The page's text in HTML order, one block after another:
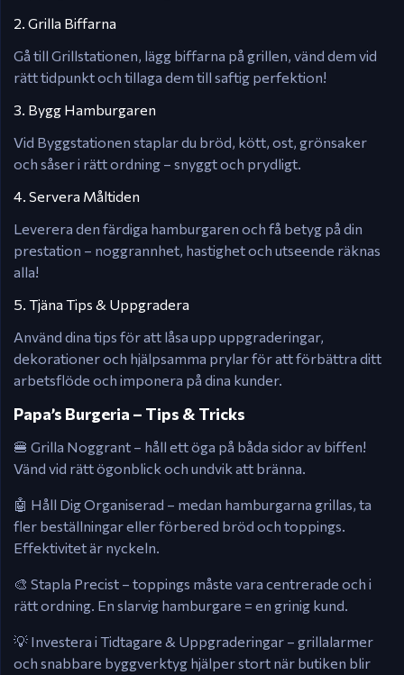
2. Grilla Biffarna
Gå till Grillstationen, lägg biffarna på grillen, vänd dem vid
rätt tidpunkt och tillaga dem till saftig perfektion!
3. Bygg Hamburgaren
Vid Byggstationen staplar du bröd, kött, ost, grönsaker
och såser i rätt ordning – snyggt och prydligt.
4. Servera Måltiden
Leverera den färdiga hamburgaren och få betyg på din
prestation – noggrannhet, hastighet och utseende räknas
alla!
5. Tjäna Tips & Uppgradera
Använd dina tips för att låsa upp uppgraderingar,
dekorationer och hjälpsamma prylar för att förbättra ditt
arbetsflöde och imponera på dina kunder.
Papa’s Burgeria – Tips & Tricks
🍔 Grilla Noggrant – håll ett öga på båda sidor av biffen!
Vänd vid rätt ögonblick och undvik att bränna.
🤖 Håll Dig Organiserad – medan hamburgarna grillas, ta
fler beställningar eller förbered bröd och toppings.
Effektivitet är nyckeln.
🎨 Stapla Precist – toppings måste vara centrerade och i
rätt ordning. En slarvig hamburgare = en grinig kund.
💡 Investera i Tidtagare & Uppgraderingar – grillalarmer
och snabbare byggverktyg hjälper stort när butiken blir